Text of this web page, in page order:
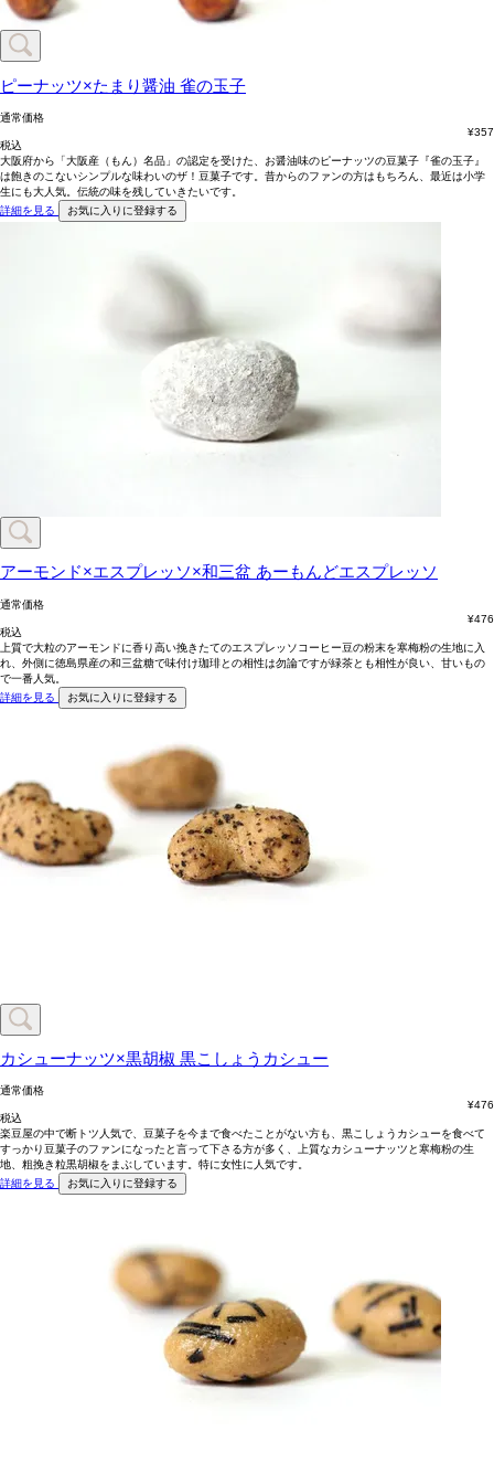
ピーナッツ×たまり醤油 雀の玉子
通常価格
¥357
税込
大阪府から「大阪産（もん）名品」の認定を受けた、お醤油味のピーナッツの豆菓子『雀の玉子』
は飽きのこないシンプルな味わいのザ！豆菓子です。昔からのファンの方はもちろん、最近は小学
生にも大人気。伝統の味を残していきたいです。
詳細を見る
お気に入りに登録する
アーモンド×エスプレッソ×和三盆 あーもんどエスプレッソ
通常価格
¥476
税込
上質で大粒のアーモンドに香り高い挽きたてのエスプレッソコーヒー豆の粉末を寒梅粉の生地に入
れ、外側に徳島県産の和三盆糖で味付け珈琲との相性は勿論ですが緑茶とも相性が良い、甘いもの
で一番人気。
詳細を見る
お気に入りに登録する
カシューナッツ×黒胡椒 黒こしょうカシュー
通常価格
¥476
税込
楽豆屋の中で断トツ人気で、豆菓子を今まで食べたことがない方も、黒こしょうカシューを食べて
すっかり豆菓子のファンになったと言って下さる方が多く、上質なカシューナッツと寒梅粉の生
地、粗挽き粒黒胡椒をまぶしています。特に女性に人気です。
詳細を見る
お気に入りに登録する